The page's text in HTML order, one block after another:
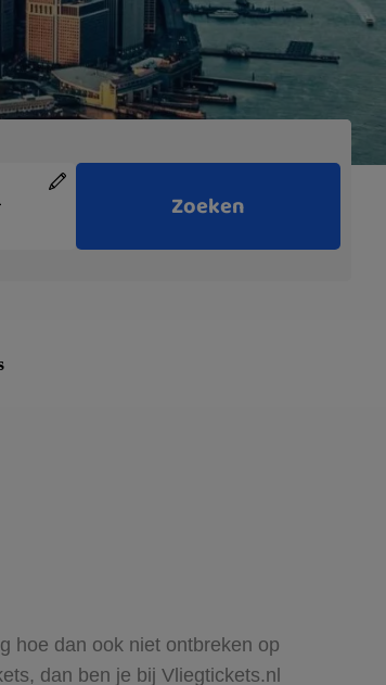
hoe dan ook niet ontbreken op
dan ben je bij Vliegtickets.nl